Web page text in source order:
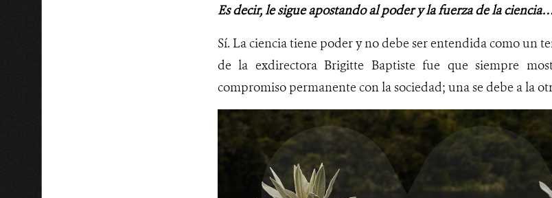
Es decir, le sigue apostando al poder y la fuerza de la
Sí. La ciencia tiene poder y no debe ser entendida como un
de la exdirectora Brigitte Baptiste fue que siempre
compromiso permanente con la sociedad; una se debe a la